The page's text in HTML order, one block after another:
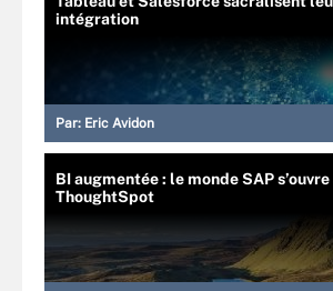
intégration
Par: Eric Avidon
BI augmentée : le monde SAP
ThoughtSpot